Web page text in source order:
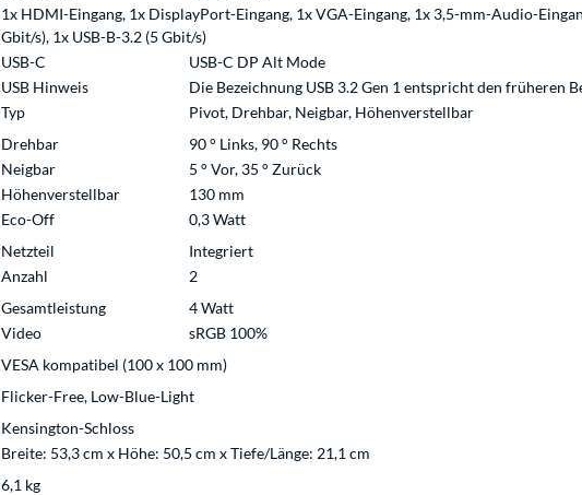
1x HDMI-Eingang, 1x DisplayPort-Eingang, 1x VGA-Eingang, 1x 3,5-mm-Audio-
Gbit/s), 1x USB-B-3.2 (5 Gbit/s)
USB-C
USB-C DP Alt Mode
USB Hinweis
Die Bezeichnung USB 3.2 Gen 1 entspricht den früheren
Typ
Pivot, Drehbar, Neigbar, Höhenverstellbar
Drehbar
90 ° Links, 90 ° Rechts
Neigbar
5 ° Vor, 35 ° Zurück
Höhenverstellbar
130 mm
Eco-Off
0,3 Watt
Netzteil
Integriert
Anzahl
2
Gesamtleistung
4 Watt
Video
sRGB 100%
VESA kompatibel (100 x 100 mm)
Flicker-Free, Low-Blue-Light
Kensington-Schloss
Breite: 53,3 cm x Höhe: 50,5 cm x Tiefe/Länge: 21,1 cm
6,1 kg